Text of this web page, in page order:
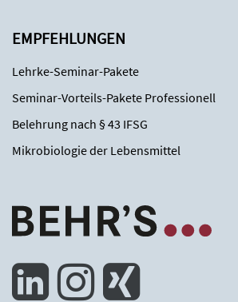
EMPFEHLUNGEN
Lehrke-Seminar-Pakete
Seminar-Vorteils-Pakete Professionell
Belehrung nach § 43 IFSG
Mikrobiologie der Lebensmittel